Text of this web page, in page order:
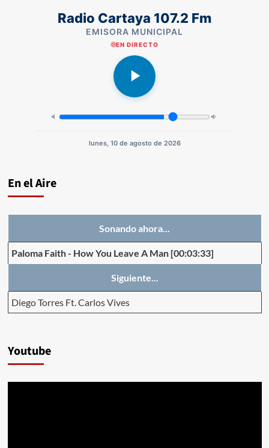
Radio Cartaya 107.2 Fm
EMISORA MUNICIPAL
EN DIRECTO
lunes, 10 de agosto de 2026
En el Aire
Sonando ahora...
Paloma Faith- How You Leave A Man [00:03:33]
Siguiente...
Diego Torres Ft. Carlos Vives
Youtube